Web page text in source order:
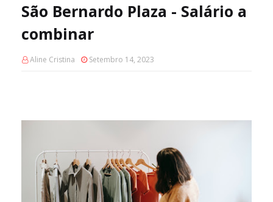
São Bernardo Plaza - Salário a
combinar
Aline Cristina Setembro 14, 2023